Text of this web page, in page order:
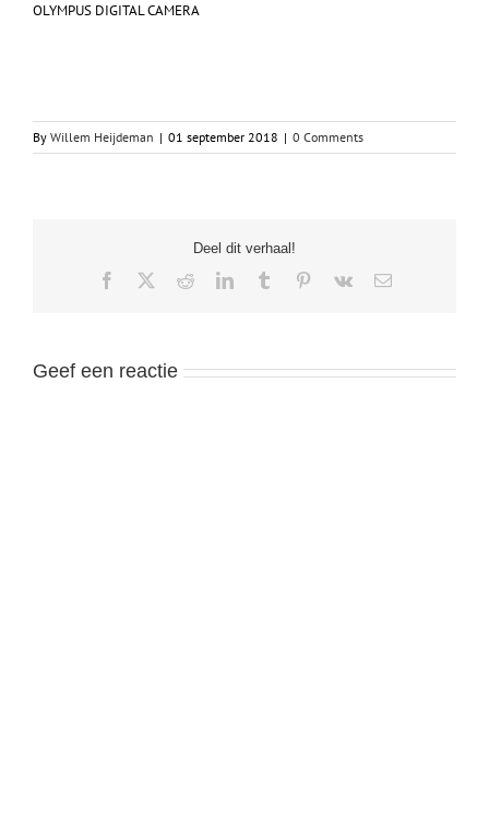
OLYMPUS DIGITAL CAMERA
By Willem Heijdeman | 01 september 2018 | 0 Comments
Deel dit verhaal!
Facebook RedditLinkedInTumblr Pinterest
Vk Email
Geef een reactie